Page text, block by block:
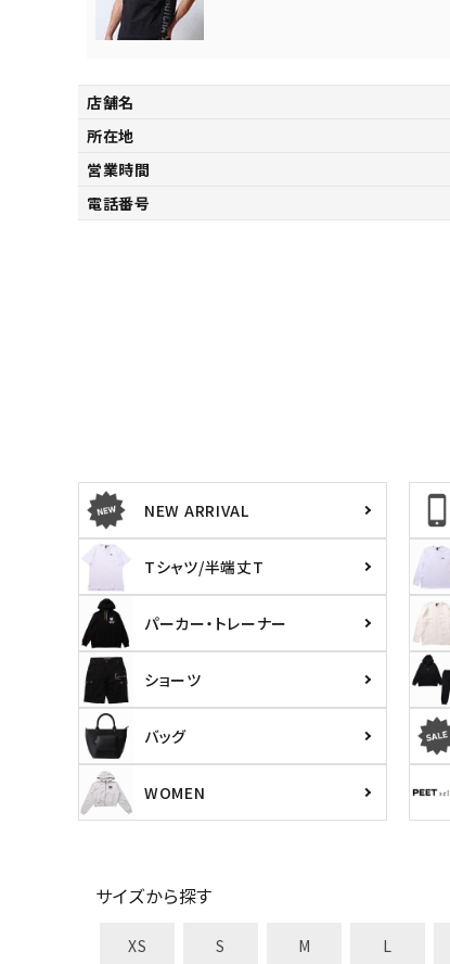
サイズ
カラー
店舗名
所在地
営業時間
電話番号
NEW ARRIVAL
Tシャツ/半端丈T
パーカー・トレーナー
ショーツ
バッグ
WOMEN
サイズから探す
XS S M L